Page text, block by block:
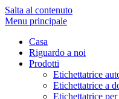
Salta al contenuto
Menu principale
Casa
Riguardo a noi
Prodotti
Etichettatrice
Etichettatrice a
Etichettatrice